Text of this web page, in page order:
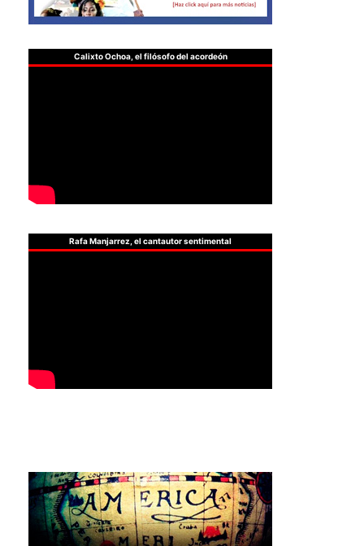
Calixto Ochoa, el filósofo del acordeón
Rafa Manjarrez, el cantautor sentimental